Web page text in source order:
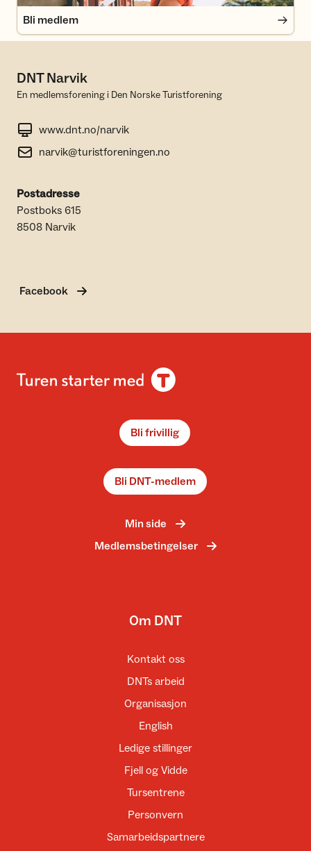
Bli medlem
DNT Narvik
En medlemsforening i Den Norske Turistforening
www.dnt.no/narvik
narvik@turistforeningen.no
Postadresse
Postboks 615
8508 Narvik
Facebook
Bli frivillig
Bli DNT-medlem
Min side
Medlemsbetingelser
Om DNT
Kontakt oss
DNTs arbeid
Organisasjon
English
Ledige stillinger
Fjell og Vidde
Tursentrene
Personvern
Samarbeidspartnere